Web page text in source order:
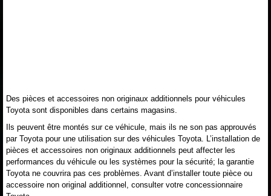
Des pièces et accessoires non originaux additionnels pour véhicules
Toyota sont disponibles dans certains magasins.
Ils peuvent être montés sur ce véhicule, mais ils ne son pas approuvés
par Toyota pour une utilisation sur des véhicules Toyota. L’installation de
pièces et accessoires non originaux additionnels peut affecter les
performances du véhicule ou les systèmes pour la sécurité; la garantie
Toyota ne couvrira pas ces problèmes. Avant d’installer toute pièce ou
accessoire non original additionnel, consulter votre concessionnaire